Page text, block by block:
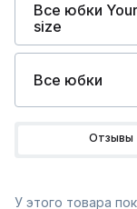
Все юбки Your
size
Все юбки
Отзывы
У этого товара